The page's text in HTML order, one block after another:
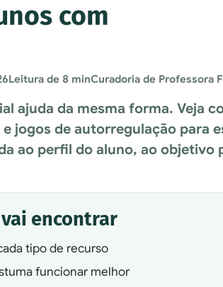
com
Leitura de 8 minCuradoria de Professora
ajuda da mesma forma. Veja
jogos de autorregulação para
ao perfil do aluno, ao objetivo
encontrar
tipo de recurso
funcionar melhor